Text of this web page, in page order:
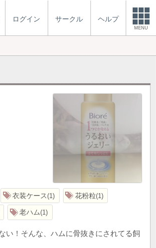
ログイン サークル ヘルプ
MENU
衣装ケース 1 花粉粒 1
老ハム 1
い！そんな、ハムに骨抜きにされてる飼